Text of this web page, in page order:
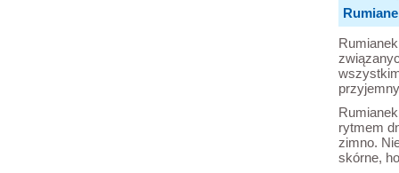
rytmem
zimno.
skórne,